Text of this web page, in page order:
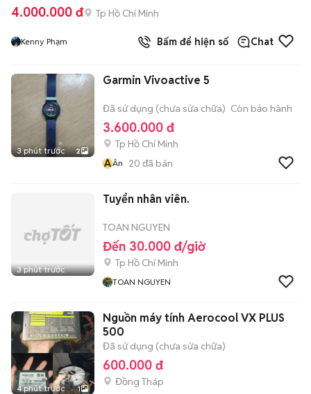
4.000.000 đ Tp Hồ Chí Minh
Kenny Phạm Bấm để hiện số Chat
3 phút trước 2
Garmin Vivoactive 5
Đã sử dụng (chưa sửa chữa) Còn bảo hành
3.600.000 đ
Tp Hồ Chí Minh
ÂÂn 20 đã bán
3 phút trước
Tuyển nhân viên.
TOAN NGUYEN
Đến 30.000 đ/giờ
Tp Hồ Chí Minh
TOAN NGUYEN
4 phút trước 1
Nguồn máy tính Aerocool VX PLUS
500
Đã sử dụng (chưa sửa chữa)
600.000 đ
Đồng Tháp